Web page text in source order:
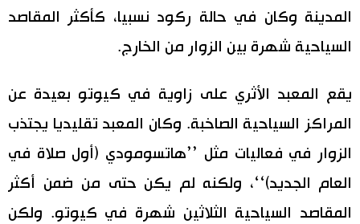
المدينة وكان في حالة ركود نسبيا، كأكثر المقاصد
السياحية شهرة بين الزوار من الخارج.
يقع المعبد الأثري على زاوية في كيوتو بعيدة عن
المراكز السياحية الصاخبة. وكان المعبد تقليديا يجتذب
الزوار في فعاليات مثل ’’هاتسومودي (أول صلاة في
العام الجديد)‘‘، ولكنه لم يكن حتى من ضمن أكثر
المقاصد السياحية الثلاثين شهرة في كيوتو. ولكن